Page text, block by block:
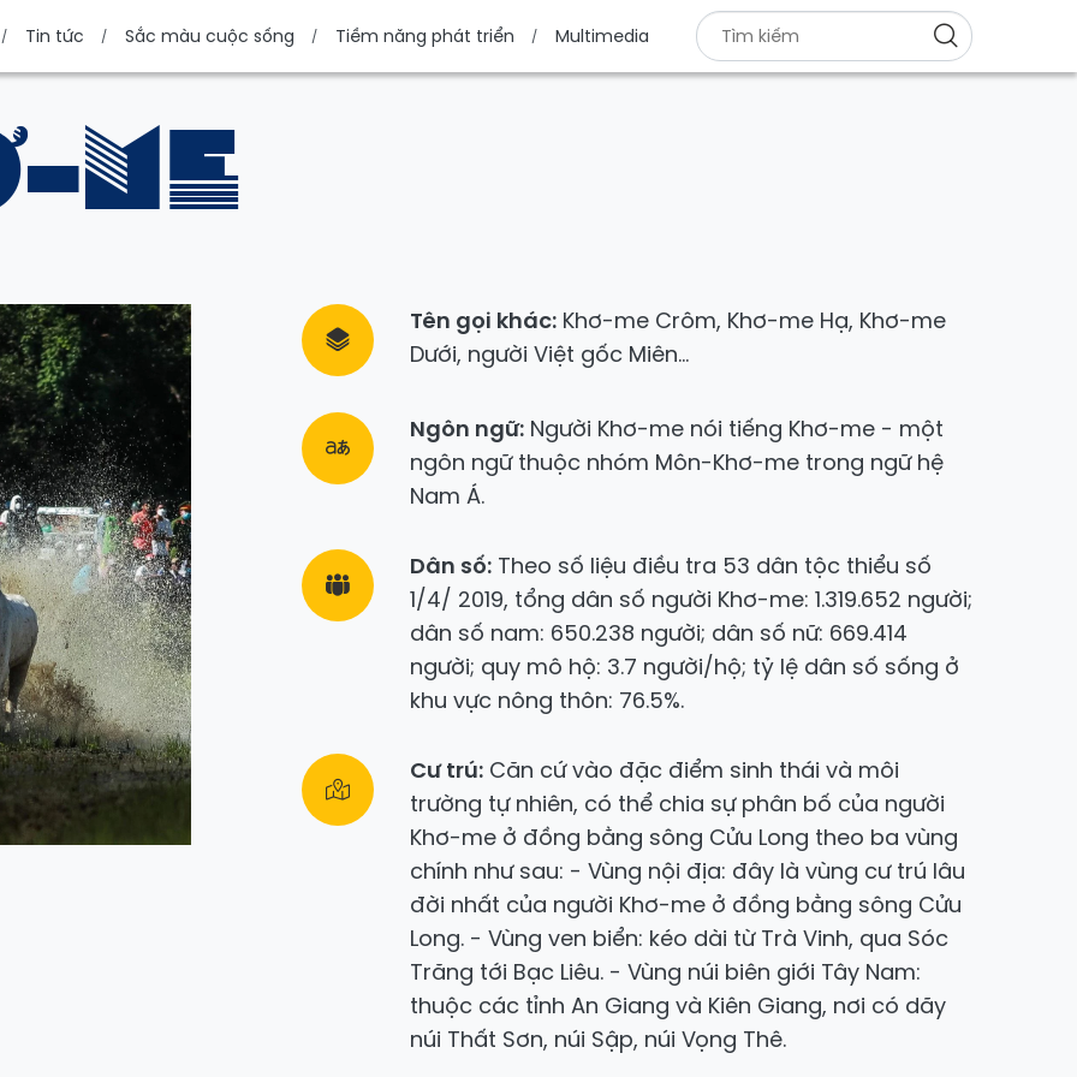
Tin tức Sắc màu cuộc sống Tiềm năng phát triển Multimedia
ME
Tên gọi khác: Khơ-me Crôm, Khơ-me Hạ, Khơ-me
Dưới, người Việt gốc Miên...
Ngôn ngữ: Người Khơ-me nói tiếng Khơ-me - một
ngôn ngữ thuộc nhóm Môn-Khơ-me trong ngữ hệ
Nam Á.
Dân số: Theo số liệu điều tra 53 dân tộc thiểu số
1/4/ 2019, tổng dân số người Khơ-me: 1.319.652 người;
dân số nam: 650.238 người; dân số nữ: 669.414
người; quy mô hộ: 3.7 người/hộ; tỷ lệ dân số sống ở
khu vực nông thôn: 76.5%.
Cư trú: Căn cứ vào đặc điểm sinh thái và môi
trường tự nhiên, có thể chia sự phân bố của người
Khơ-me ở đồng bằng sông Cửu Long theo ba vùng
chính như sau: - Vùng nội địa: đây là vùng cư trú lâu
đời nhất của người Khơ-me ở đồng bằng sông Cửu
Long. - Vùng ven biển: kéo dài từ Trà Vinh, qua Sóc
Trăng tới Bạc Liêu. - Vùng núi biên giới Tây Nam:
thuộc các tỉnh An Giang và Kiên Giang, nơi có dãy
núi Thất Sơn, núi Sập, núi Vọng Thê.